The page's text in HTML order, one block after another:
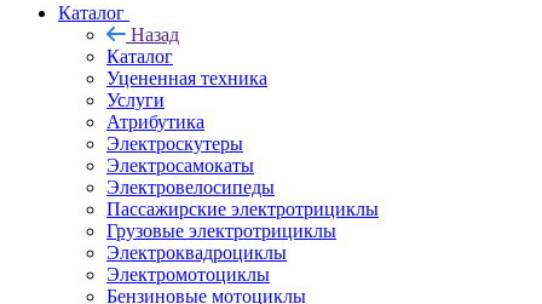
Каталог
Назад
Каталог
Уцененная техника
Услуги
Атрибутика
Электроскутеры
Электросамокаты
Электровелосипеды
Пассажирские электротрициклы
Грузовые электротрициклы
Электроквадроциклы
Электромотоциклы
Бензиновые мотоциклы